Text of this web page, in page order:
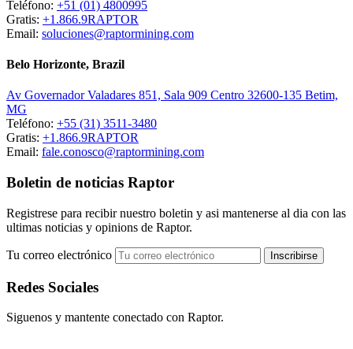
Teléfono: +51 (01) 4800995
Gratis: +1.866.9RAPTOR
Email: soluciones@raptormining.com
Belo Horizonte, Brazil
Av Governador Valadares 851, Sala 909 Centro 32600-135 Betim,
MG
Teléfono: +55 (31) 3511-3480
Gratis: +1.866.9RAPTOR
Email: fale.conosco@raptormining.com
Boletin de noticias Raptor
Registrese para recibir nuestro boletin y asi mantenerse al dia con las
ultimas noticias y opinions de Raptor.
Tu correo electrónico
Redes Sociales
Siguenos y mantente conectado con Raptor.